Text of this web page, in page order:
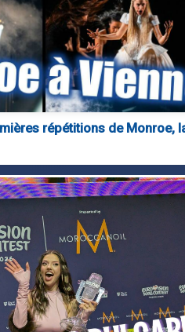
répétitions de Monroe,